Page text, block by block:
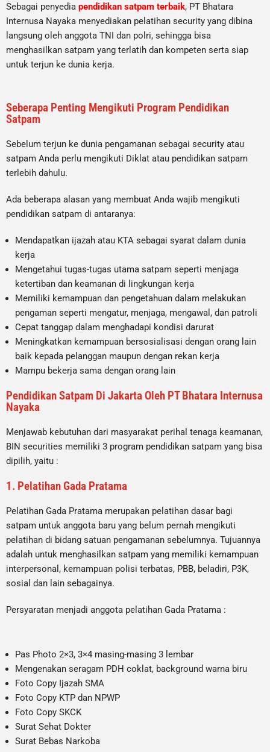
Sebagai penyedia pendidikan satpam terbaik, PT Bhatara
Internusa Nayaka menyediakan pelatihan security yang dibina
langsung oleh anggota TNI dan polri, sehingga bisa
menghasilkan satpam yang terlatih dan kompeten serta siap
untuk terjun ke dunia kerja.
Seberapa Penting Mengikuti Program Pendidikan
Satpam
Sebelum terjun ke dunia pengamanan sebagai security atau
satpam Anda perlu mengikuti Diklat atau pendidikan satpam
terlebih dahulu.
Ada beberapa alasan yang membuat Anda wajib mengikuti
pendidikan satpam di antaranya:
Mendapatkan ijazah atau KTA sebagai syarat dalam dunia
kerja
Mengetahui tugas-tugas utama satpam seperti menjaga
ketertiban dan keamanan di lingkungan kerja
Memiliki kemampuan dan pengetahuan dalam melakukan
pengaman seperti mengatur, menjaga, mengawal, dan patroli
Cepat tanggap dalam menghadapi kondisi darurat
Meningkatkan kemampuan bersosialisasi dengan orang lain
baik kepada pelanggan maupun dengan rekan kerja
Mampu bekerja sama dengan orang lain
Pendidikan Satpam Di Jakarta Oleh PT Bhatara Internusa
Nayaka
Menjawab kebutuhan dari masyarakat perihal tenaga keamanan,
BIN securities memiliki 3 program pendidikan satpam yang bisa
dipilih, yaitu :
1. Pelatihan Gada Pratama
Pelatihan Gada Pratama merupakan pelatihan dasar bagi
satpam untuk anggota baru yang belum pernah mengikuti
pelatihan di bidang satuan pengamanan sebelumnya. Tujuannya
adalah untuk menghasilkan satpam yang memiliki kemampuan
interpersonal, kemampuan polisi terbatas, PBB, beladiri, P3K,
sosial dan lain sebagainya.
Persyaratan menjadi anggota pelatihan Gada Pratama :
Pas Photo 2×3, 3×4 masing-masing 3 lembar
Mengenakan seragam PDH coklat, background warna biru
Foto Copy Ijazah SMA
Foto Copy KTP dan NPWP
Foto Copy SKCK
Surat Sehat Dokter
Surat Bebas Narkoba